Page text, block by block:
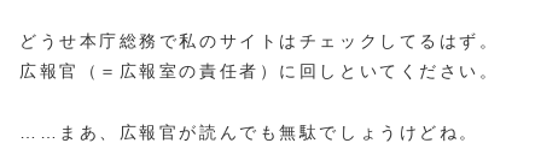
どうせ本庁総務で私のサイトはチェックしてるはず。
広報官（＝広報室の責任者）に回しといてください。
……まあ、広報官が読んでも無駄でしょうけどね。